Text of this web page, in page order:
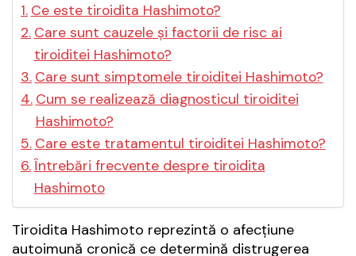
Ce este tiroidita Hashimoto?
Care sunt cauzele și factorii de risc ai
tiroiditei Hashimoto?
Care sunt simptomele tiroiditei Hashimoto?
Cum se realizează diagnosticul tiroiditei
Hashimoto?
Care este tratamentul tiroiditei Hashimoto?
Întrebări frecvente despre tiroidita
Hashimoto
Tiroidita Hashimoto reprezintă o afecțiune
autoimună cronică ce determină distrugerea